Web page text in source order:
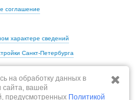
соглашение
характере сведений
Санкт-Петербурга
на обработку данных в
сайта, вашей
предусмотренных Политикой